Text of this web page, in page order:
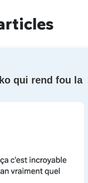
qui rend fou la